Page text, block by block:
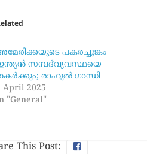
പകരച്ചുങ്കം
സമ്പദ്‌വ്യവസ്ഥയെ
രാഹുല്‍ ഗാന്ധി
April 2025
"General"
This Post: